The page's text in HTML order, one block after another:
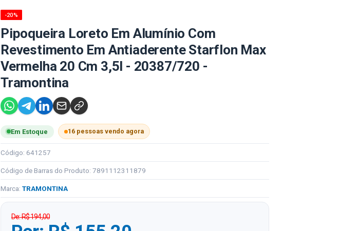
-20%
Pipoqueira Loreto Em Alumínio Com
Revestimento Em Antiaderente Starflon Max
Vermelha 20 Cm 3,5l - 20387/720 -
Tramontina
Em Estoque 16 pessoas vendo agora
Código: 641257
Código de Barras do Produto: 7891112311879
Marca: TRAMONTINA
De: R$ 194,00